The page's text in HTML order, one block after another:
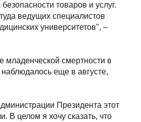
товаров и услуг.
ведущих специалистов
университетов", –
смертности в
еще в августе,
Президента этот
В целом я хочу сказать, что